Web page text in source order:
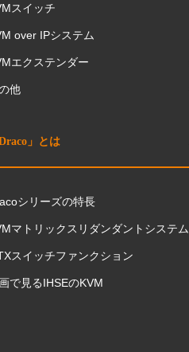
スイッチ
over IPシステム
エクステンダー
他
」とは
シリーズの特長
マトリックスリダンダントシステム
スイッチファンクション
で見るIHSEのKVM